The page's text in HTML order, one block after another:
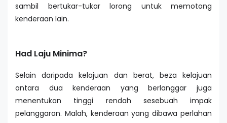
sambil bertukar-tukar lorong untuk memotong
kenderaan lain.
Had Laju Minima?
Selain daripada kelajuan dan berat, beza kelajuan
antara dua kenderaan yang berlanggar juga
menentukan tinggi rendah sesebuah impak
pelanggaran. Malah, kenderaan yang dibawa perlahan